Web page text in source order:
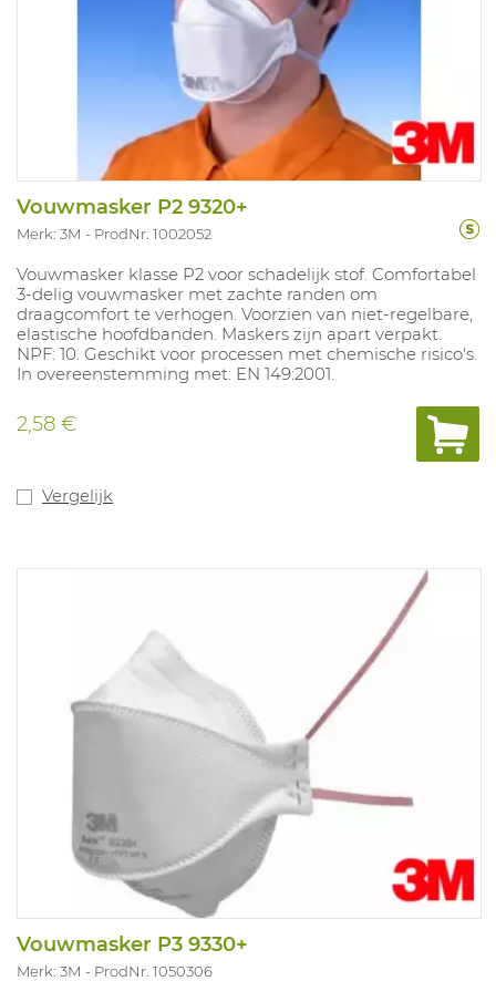
Vouwmasker P2 9320+
Merk: 3M ProdNr. 1002052
Vouwmasker klasse P2 voor schadelijk stof. Comfortabel
3-delig vouwmasker met zachte randen om
draagcomfort te verhogen. Voorzien van niet-regelbare,
elastische hoofdbanden. Maskers zijn apart verpakt.
NPF: 10. Geschikt voor processen met chemische risico's.
In overeenstemming met: EN 149:2001.
2,58 €
Vergelijk
Vouwmasker P3 9330+
Merk: 3M ProdNr. 1050306